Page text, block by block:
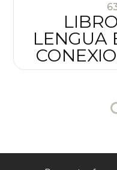
LENGUA